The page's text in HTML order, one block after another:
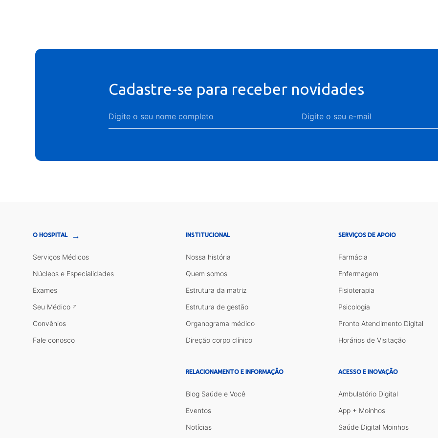
Cadastre-se para receber novidades
O HOSPITAL →
Serviços Médicos
Núcleos e Especialidades
Exames
Seu Médico
Convênios
Fale conosco
INSTITUCIONAL
Nossa história
Quem somos
Estrutura da matriz
Estrutura de gestão
Organograma médico
Direção corpo clínico
RELACIONAMENTO E INFORMAÇÃO
Blog Saúde e Você
Eventos
Notícias
SERVIÇOS DE APOIO
Farmácia
Enfermagem
Fisioterapia
Psicologia
Pronto Atendimento Digital
Horários de Visitação
ACESSO E INOVAÇÃO
Ambulatório Digital
App + Moinhos
Saúde Digital Moinhos